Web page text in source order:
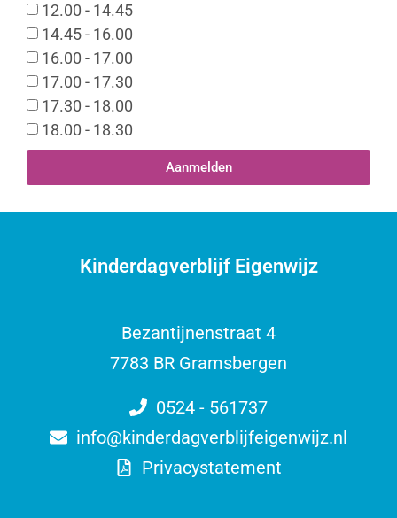
12.00 - 14.45
14.45 - 16.00
16.00 - 17.00
17.00 - 17.30
17.30 - 18.00
18.00 - 18.30
Aanmelden
Kinderdagverblijf Eigenwijz
Bezantijnenstraat 4
7783 BR Gramsbergen
0524 - 561737
info@kinderdagverblijfeigenwijz.nl
Privacystatement